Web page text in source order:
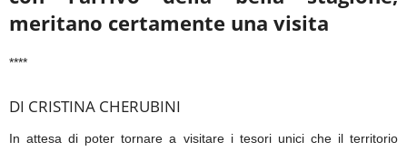
meritano certamente una visita
****
DI CRISTINA CHERUBINI
In attesa di poter tornare a visitare i tesori unici che il territorio